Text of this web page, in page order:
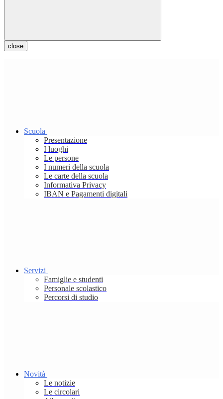
close
Scuola
Presentazione
I luoghi
Le persone
I numeri della scuola
Le carte della scuola
Informativa Privacy
IBAN e Pagamenti digitali
Servizi
Famiglie e studenti
Personale scolastico
Percorsi di studio
Novità
Le notizie
Le circolari